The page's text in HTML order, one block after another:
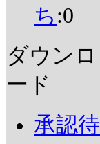
ち :0
ダウンロ
ード
承認待